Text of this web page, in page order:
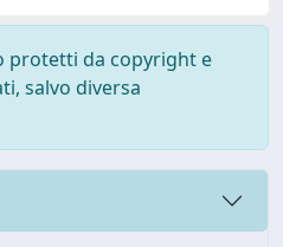
protetti da copyright e
salvo diversa